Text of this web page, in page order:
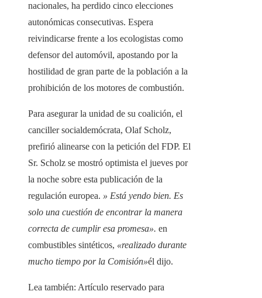
nacionales, ha perdido cinco elecciones
autonómicas consecutivas. Espera
reivindicarse frente a los ecologistas como
defensor del automóvil, apostando por la
hostilidad de gran parte de la población a la
prohibición de los motores de combustión.
Para asegurar la unidad de su coalición, el
canciller socialdemócrata, Olaf Scholz,
prefirió alinearse con la petición del FDP. El
Sr. Scholz se mostró optimista el jueves por
la noche sobre esta publicación de la
regulación europea. » Está yendo bien. Es
solo una cuestión de encontrar la manera
correcta de cumplir esa promesa». en
combustibles sintéticos, «realizado durante
mucho tiempo por la Comisión»él dijo.
Lea también: Artículo reservado para